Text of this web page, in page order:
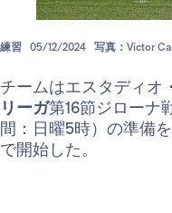
練習 05/12/2024 写真：Víctor
チームはエスタディオ
リーガ第16節ジローナ
間：日曜5時）の準備を
で開始した。